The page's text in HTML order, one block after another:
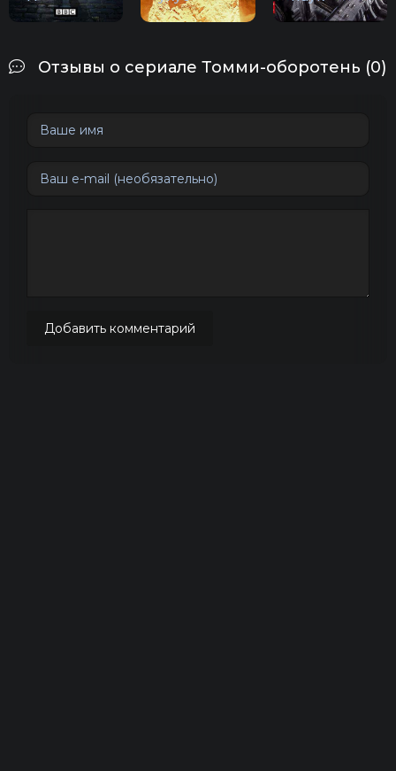
Отзывы о сериале Томми-оборотень (0)
Добавить комментарий